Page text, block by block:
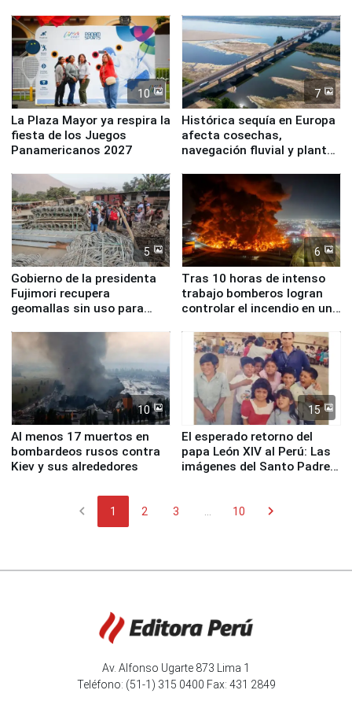
10
La Plaza Mayor ya respira la
fiesta de los Juegos
Panamericanos 2027
7
Histórica sequía en Europa
afecta cosechas,
navegación fluvial y plantas
5
Gobierno de la presidenta
Fujimori recupera
geomallas sin uso para
Fenómeno El Niño
6
Tras 10 horas de intenso
trabajo bomberos logran
controlar el incendio en una
de Chile
10
Al menos 17 muertos en
bombardeos rusos contra
Kiev y sus alrededores
15
El esperado retorno del
papa León XIV al Perú: Las
imágenes del Santo Padre
chevron_left 1 2 3 10 chevron_right
Av. Alfonso Ugarte 873 Lima 1
Teléfono: (51-1) 315 0400 Fax: 431 2849